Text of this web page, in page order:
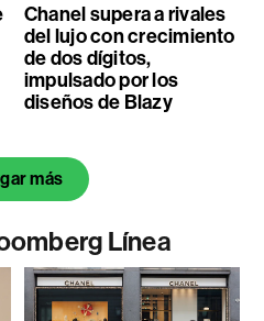
Chanel supera a rivales
del lujo con crecimiento
de dos dígitos,
impulsado por los
diseños de Blazy
más
Línea